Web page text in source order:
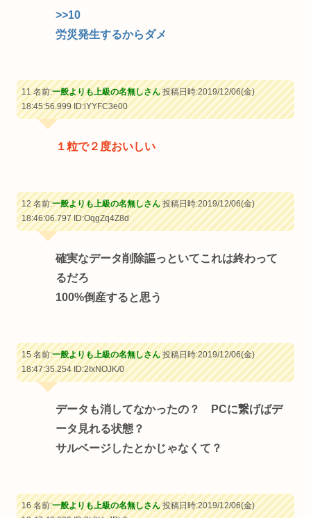
>>10
労災発生するからダメ
11 名前:一般よりも上級の名無しさん投稿日時:2019/12/06(金)
18:45:56.999ID:iYYFC3e00
１粒で２度おいしい
12 名前:一般よりも上級の名無しさん投稿日時:2019/12/06(金)
18:46:06.797ID:OqgZq4Z8d
確実なデータ削除謳っといてこれは終わって
るだろ
100%倒産すると思う
15 名前:一般よりも上級の名無しさん投稿日時:2019/12/06(金)
18:47:35.254ID:2IxNOJK/0
データも消してなかったの？ PCに繋げばデ
ータ見れる状態？
サルベージしたとかじゃなくて？
16 名前:一般よりも上級の名無しさん投稿日時:2019/12/06(金)